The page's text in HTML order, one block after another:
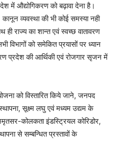
में औद्योगिकरण को बढ़ावा देना है।
व्यवस्था की भी कोई समस्या नही
राज्य का शान्त एवं स्वच्छ वातावरण
को समेकित प्रयासों पर ध्यान
प्रदेश की आर्थिकी एवं रोजगार सृजन में
को विस्तारित किये जाने, जनपद
सूक्ष्म लघु एवं मध्यम उद्यम के
कोलकता इंडस्ट्रियल कोरिडोर,
से सम्बन्धित प्रस्तावों के